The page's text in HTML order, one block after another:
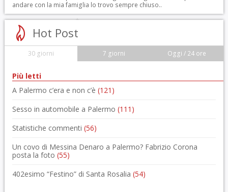
andare con la mia famiglia lo trovo sempre chiuso..
Hot Post
30 giorni 7 giorni Oggi / 24 ore
Più letti
A Palermo c’era e non c’è (121)
Sesso in automobile a Palermo (111)
Statistiche commenti (56)
Un covo di Messina Denaro a Palermo? Fabrizio Corona
posta la foto (55)
402esimo “Festino” di Santa Rosalia (54)